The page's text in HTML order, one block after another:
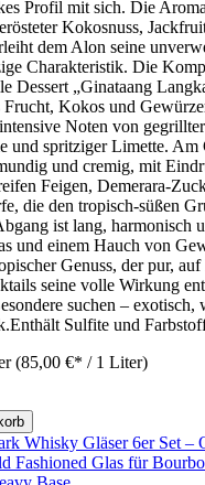
Profil mit sich. Die
Kokosnuss,
dem Alon seine
Charakteristik. Die
Dessert „Ginataang
Frucht, Kokos und
Noten von
und spritziger Limette. Am
und cremig, mit
Feigen, Demerara-
die den tropisch-süßen
ist lang, harmonisch
und einem Hauch von
Genuss, der pur,
seine volle Wirkung
suchen – exotisch,
Sulfite und
(85,00 €* / 1 Liter)